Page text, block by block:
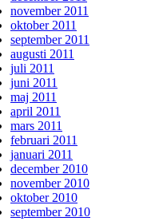
november 2011
oktober 2011
september 2011
augusti 2011
juli 2011
juni 2011
maj 2011
april 2011
mars 2011
februari 2011
januari 2011
december 2010
november 2010
oktober 2010
september 2010